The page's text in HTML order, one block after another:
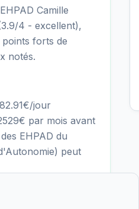
Camille
4 - excellent),
forts de
notés.
jour
par mois avant
EHPAD du
peut